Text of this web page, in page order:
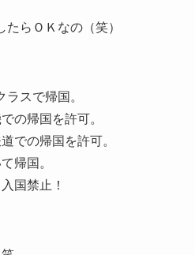
らＯＫなの（笑）
スで帰国。
の帰国を許可。
での帰国を許可。
帰国。
国禁止！